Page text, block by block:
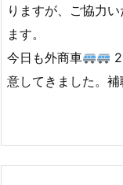
りますが、ご協力
ます。
今日も外商車
意してきました。補